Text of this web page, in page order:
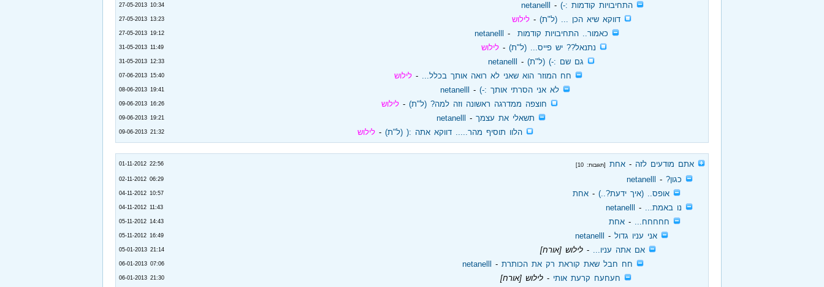
התחיבויות קודמות :-) ‏ - ‏
netanelll
27-05-2013 10:34
דווקא שיא הכן ... (ל"ת) ‏ - ‏ לילוש 27-05-2013 13:23
כאמור.. התחיבויות קודמות ‏ - ‏
netanelll
27-05-2013 19:12
נתנאל?? יש פייס... (ל"ת) ‏ - ‏ לילוש 31-05-2013 11:49
גם שם :-) (ל"ת) ‏ - ‏
netanelll
31-05-2013 12:33
חח המוזר הוא שאני לא רואה אותך בכלל... ‏ - ‏ לילוש 07-06-2013 15:40
לא אני הסרתי אותך :-) ‏ - ‏
netanelll
08-06-2013 19:41
חוצפה ממדרגה ראשונה וזה למה? (ל"ת) ‏ - ‏ לילוש 09-06-2013 16:26
תשאלי את עצמך ‏ - ‏
netanelll
09-06-2013 19:21
הלוו תוסיף מהר..... דווקא אתה :( (ל"ת) ‏ - ‏ לילוש 09-06-2013 21:32
אתם מודעים לזה ‏ - ‏ אחת [תגובות: 10] 01-11-2012 22:56
כגון? ‏ - ‏
netanelll
02-11-2012 06:29
אופס.. (איך ידעת?..) ‏ - ‏ אחת 04-11-2012 10:57
נו באמת... ‏ - ‏
netanelll
04-11-2012 11:43
חחחחח... ‏ - ‏ אחת 05-11-2012 14:43
אני עניו גדול ‏ - ‏
netanelll
05-11-2012 16:49
אם אתה עניו... ‏ - ‏ לילוש [אורח] 05-01-2013 21:14
חח חבל שאת קוראת רק את הכותרת ‏ - ‏
netanelll
06-01-2013 07:06
חעחעח קרעת אותי ‏ - ‏ לילוש [אורח] 06-01-2013 21:30